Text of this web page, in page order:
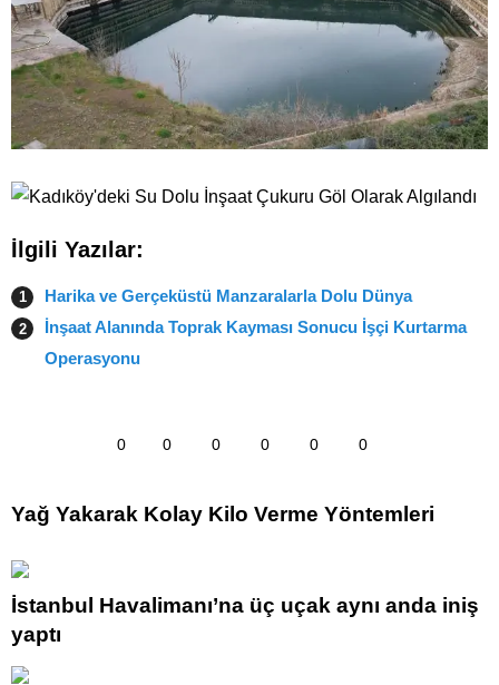
İlgili Yazılar:
Harika ve Gerçeküstü Manzaralarla Dolu Dünya
İnşaat Alanında Toprak Kayması Sonucu İşçi Kurtarma
Operasyonu
0 0 0 0 0 0
Yağ Yakarak Kolay Kilo Verme Yöntemleri
İstanbul Havalimanı’na üç uçak aynı anda iniş
yaptı